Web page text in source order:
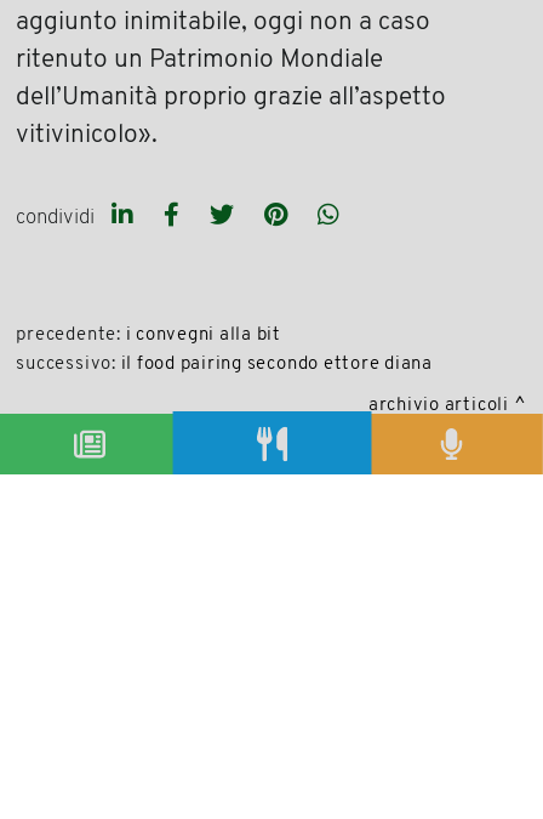
aggiunto inimitabile, oggi non a caso
ritenuto un Patrimonio Mondiale
dell’Umanità proprio grazie all’aspetto
vitivinicolo».
condividi
precedente: i convegni alla bit
successivo: il food pairing secondo ettore diana
archivio articoli